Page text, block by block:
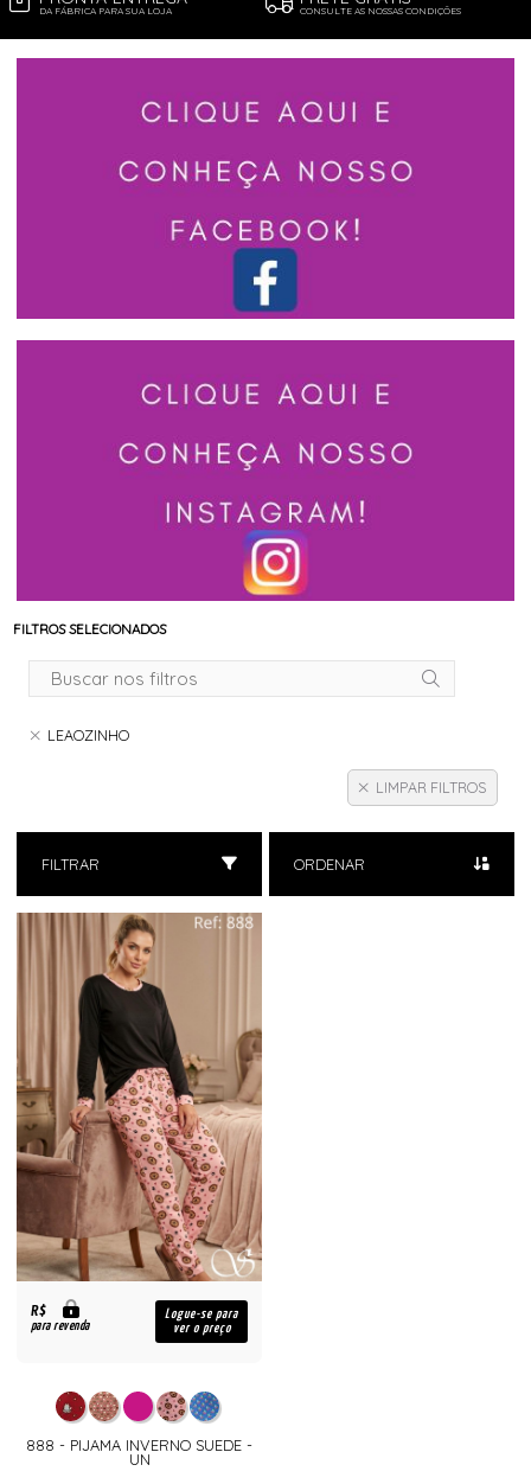
DA FÁBRICA PARA SUA LOJA CONSULTE AS NOSSAS CONDIÇÕES
FILTROS SELECIONADOS
LEAOZINHO
LIMPAR FILTROS
FILTRAR ORDENAR
R$
para revenda
Logue-se para
ver o preço
888 - PIJAMA INVERNO SUEDE -
UN